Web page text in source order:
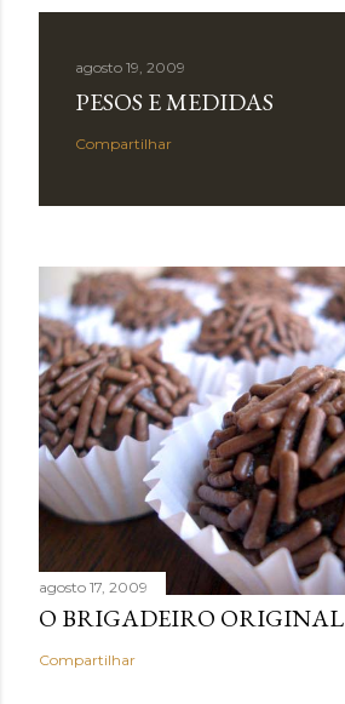
agosto 19, 2009
PESOS E MEDIDAS
Compartilhar
agosto 17, 2009
O BRIGADEIRO ORIGINAL
Compartilhar